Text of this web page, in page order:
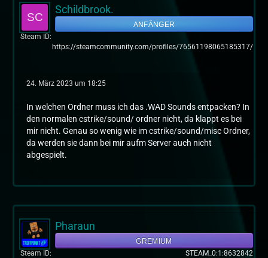
Schildbrook.
ANFÄNGER
Steam ID
https://steamcommunity.com/profiles/76561198065185317/
24. März 2023 um 18:25
In welchen Ordner muss ich das .WAD Sounds entpacken? In
den normalen cstrike/sound/ ordner nicht, da klappt es bei
mir nicht. Genau so wenig wie im cstrike/sound/misc Ordner,
da werden sie dann bei mir aufm Server auch nicht
abgespielt.
Pharaun
GREMIUM
Steam ID
STEAM_0:1:8632842